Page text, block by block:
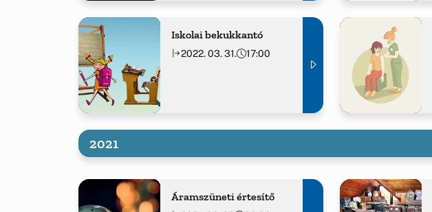
Iskolai bekukkantó
2022. 03. 31. 17:00
2021
Áramszüneti értesítő